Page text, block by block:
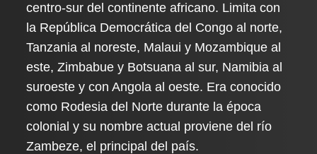
centro-sur del continente africano. Limita con
la República Democrática del Congo al norte,
Tanzania al noreste, Malaui y Mozambique al
este, Zimbabue y Botsuana al sur, Namibia al
suroeste y con Angola al oeste. Era conocido
como Rodesia del Norte durante la época
colonial y su nombre actual proviene del río
Zambeze, el principal del país.